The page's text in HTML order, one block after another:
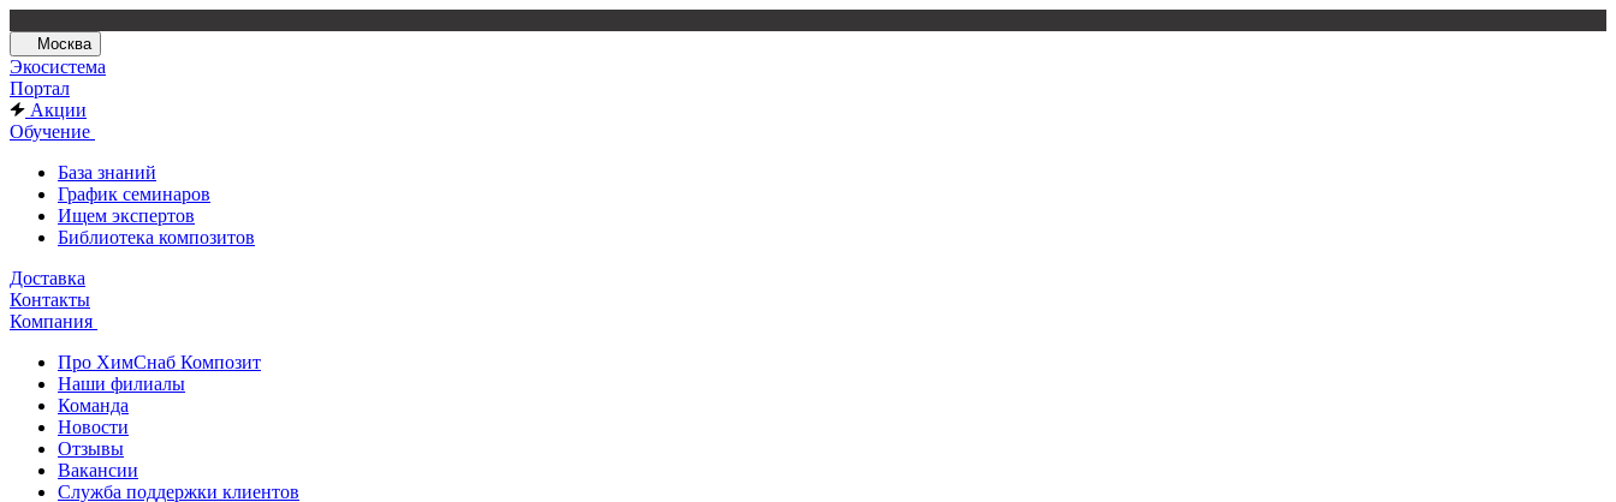
Москва
Экосистема
Портал
Акции
Обучение
База знаний
График семинаров
Ищем экспертов
Библиотека композитов
Доставка
Контакты
Компания
Про ХимСнаб Композит
Наши филиалы
Команда
Новости
Отзывы
Вакансии
Служба поддержки клиентов